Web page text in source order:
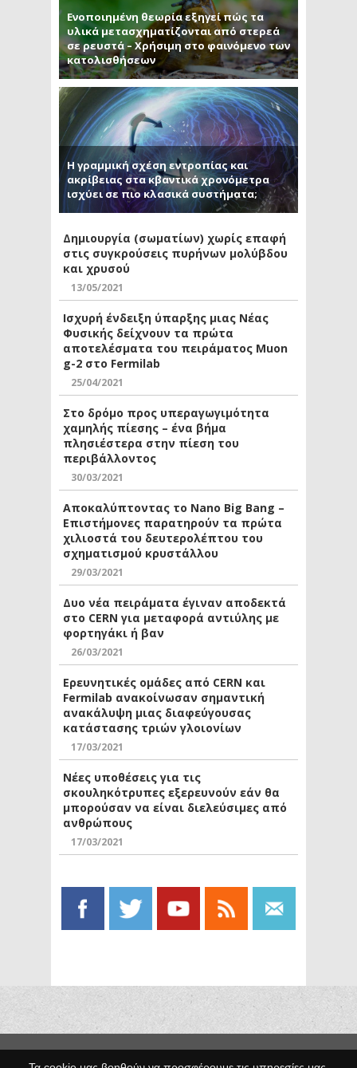
Ενοποιημένη θεωρία εξηγεί πώς τα
υλικά μετασχηματίζονται από στερεά
σε ρευστά – Χρήσιμη στο φαινόμενο των
κατολισθήσεων
Η γραμμική σχέση εντροπίας και
ακρίβειας στα κβαντικά χρονόμετρα
ισχύει σε πιο κλασικά συστήματα;
Δημιουργία (σωματίων) χωρίς επαφή
στις συγκρούσεις πυρήνων μολύβδου
και χρυσού
13/05/2021
Ισχυρή ένδειξη ύπαρξης μιας Νέας
Φυσικής δείχνουν τα πρώτα
αποτελέσματα του πειράματος Muon
g-2 στο Fermilab
25/04/2021
Στο δρόμο προς υπεραγωγιμότητα
χαμηλής πίεσης – ένα βήμα
πλησιέστερα στην πίεση του
περιβάλλοντος
30/03/2021
Αποκαλύπτοντας το Nano Big Bang –
Επιστήμονες παρατηρούν τα πρώτα
χιλιοστά του δευτερολέπτου του
σχηματισμού κρυστάλλου
29/03/2021
Δυο νέα πειράματα έγιναν αποδεκτά
στο CERN για μεταφορά αντιύλης με
φορτηγάκι ή βαν
26/03/2021
Ερευνητικές ομάδες από CERN και
Fermilab ανακοίνωσαν σημαντική
ανακάλυψη μιας διαφεύγουσας
κατάστασης τριών γλοιονίων
17/03/2021
Νέες υποθέσεις για τις
σκουληκότρυπες εξερευνούν εάν θα
μπορούσαν να είναι διελεύσιμες από
ανθρώπους
17/03/2021